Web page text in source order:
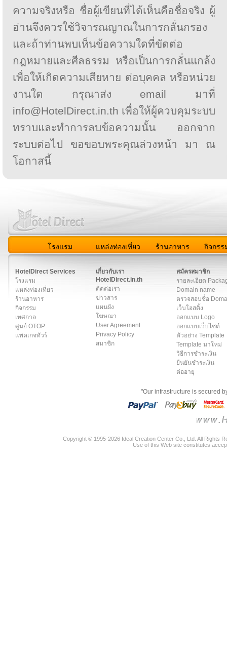
ความจริงหรือ ชื่อผู้เขียนที่ได้เห็นคือชื่อจริง ผู้
อ่านจึงควรใช้วิจารณญาณในการกลั่นกรอง
และถ้าท่านพบเห็นข้อความใดที่ขัดต่อ
กฎหมายและศีลธรรม หรือเป็นการกลั่นแกล้ง
เพื่อให้เกิดความเสียหาย ต่อบุคคล หรือหน่วย
งานใด กรุณาส่ง email มาที่
info@HotelDirect.in.th เพื่อให้ผู้ควบคุมระบบ
ทราบและทำการลบข้อความนั้น ออกจาก
ระบบต่อไป ขอขอบพระคุณล่วงหน้า มา ณ
โอกาสนี้
โรงแรม แหล่งท่องเที่ยว ร้านอาหาร กิจกรร
HotelDirect Services
โรงแรม
แหล่งท่องเที่ยว
ร้านอาหาร
กิจกรรม
เทศกาล
ศูนย์ OTOP
แพคเกจทัวร์
เกี่ยวกับเรา
HotelDirect.in.th
ติดต่อเรา
ข่าวสาร
แผนผัง
โฆษณา
User Agreement
Privacy Policy
สมาชิก
สมัครสมาชิก
รายละเอียด
Domain name
ตรวจสอบชื่อ
เว็บโฮสติ้ง
ออกแบบ Logo
ออกแบบเว็บไซต์
ตัวอย่าง Template
Template มาใหม่
วิธีการชำระเงิน
ยืนยันชำระเงิน
ต่ออายุ
"Our infrastructure is secured
Copyright © 1995-2026 Ideal Creation Center Co., Ltd. All Rights
Use of this Web site constitutes